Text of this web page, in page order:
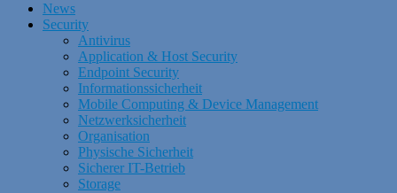
News
Security
Antivirus
Application & Host Security
Endpoint Security
Informationssicherheit
Mobile Computing & Device Management
Netzwerksicherheit
Organisation
Physische Sicherheit
Sicherer IT-Betrieb
Storage